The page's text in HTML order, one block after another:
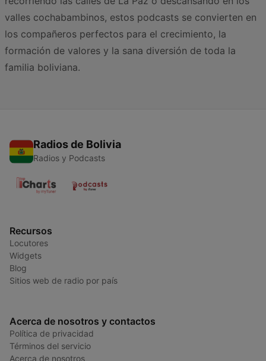
valles cochabambinos, estos podcasts se convierten en
los compañeros perfectos para el crecimiento, la
formación de valores y la sana diversión de toda la
familia boliviana.
Radios de Bolivia
Radios y Podcasts
Recursos
Locutores
Widgets
Blog
Sitios web de radio por país
Acerca de nosotros y contactos
Política de privacidad
Términos del servicio
Acerca de nosotros